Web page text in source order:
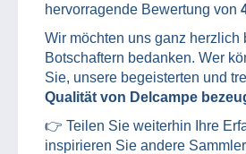
hervorragende Bewertung von
Wir möchten uns ganz herzlich
Botschaftern bedanken. Wer
Sie, unsere begeisterten und
Qualität von Delcampe
👉 Teilen Sie weiterhin Ihre
inspirieren Sie andere